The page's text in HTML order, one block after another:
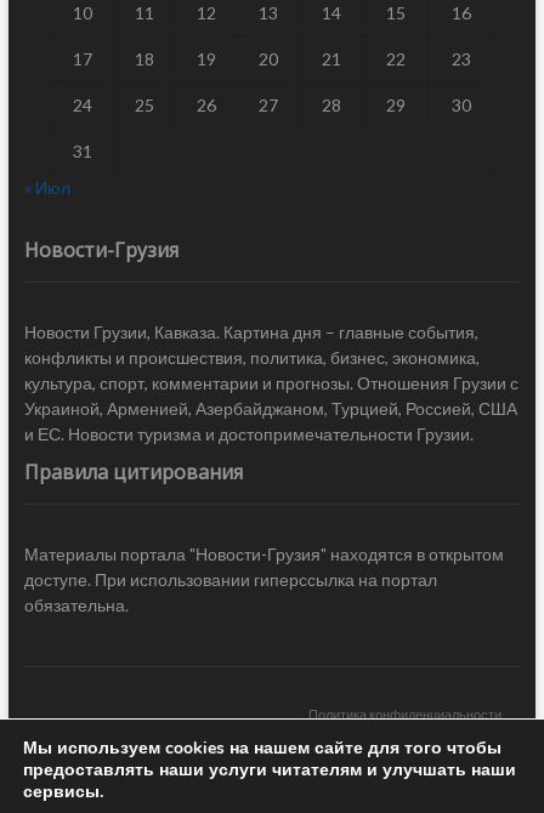
10 11 12 13 14 15 16
17 18 19 20 21 22 23
24 25 26 27 28 29 30
31
« Июл
Новости-Грузия
Новости Грузии, Кавказа. Картина дня – главные события,
конфликты и происшествия, политика, бизнес, экономика,
культура, спорт, комментарии и прогнозы. Отношения Грузии с
Украиной, Арменией, Азербайджаном, Турцией, Россией, США
и ЕС. Новости туризма и достопримечательности Грузии.
Правила цитирования
Материалы портала "Новости-Грузия" находятся в открытом
доступе. При использовании гиперссылка на портал
обязательна.
Политика конфиденциальности
Новости Грузии| Black Sea Press LTD © 2020 All Rights Reserved /
Design & development —
Мы используем cookies на нашем сайте для того чтобы
предоставлять наши услуги читателям и улучшать наши
сервисы.